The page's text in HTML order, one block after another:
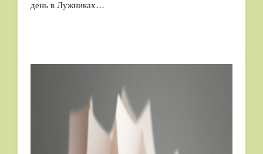
день в Лужниках…